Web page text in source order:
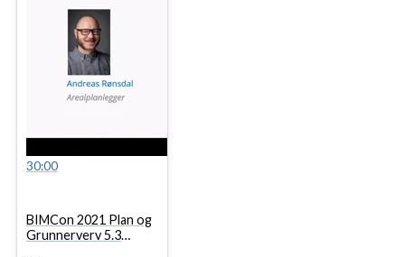
30:00
BIMCon 2021 Plan og
Grunnerverv 5.3